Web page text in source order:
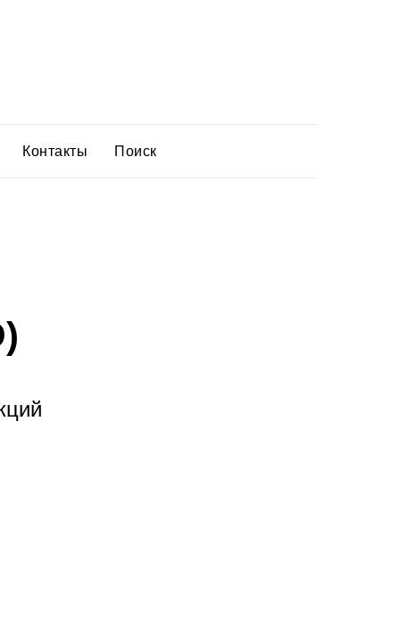
Контакты Поиск